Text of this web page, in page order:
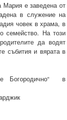
Мария е заведена от
в служение на
човек в храма, в
семейство. На този
да водят
събития и вярата в
Богородично“ в